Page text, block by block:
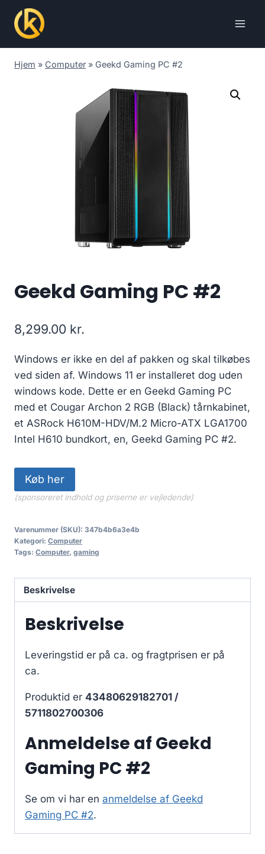
content
Hjem » Computer » Geekd Gaming PC #2
Geekd Gaming PC #2
8,299.00 kr.
Windows er ikke en del af pakken og skal tilkøbes
ved siden af. Windows 11 er installeret dog uden
windows kode. Dette er en Geekd Gaming PC
med et Cougar Archon 2 RGB (Black) tårnkabinet,
et ASRock H610M-HDV/M.2 Micro-ATX LGA1700
Intel H610 bundkort, en, Geekd Gaming PC #2.
Køb her
(sponsoreret indhold og priserne er vejledende)
Varenummer (SKU): 347b4b6a3e4b
Kategori: Computer
Tags: Computer, gaming
Beskrivelse
Beskrivelse
Leveringstid er på ca. og fragtprisen er på
ca.
Produktid er 43480629182701 /
5711802700306
Anmeldelse af Geekd
Gaming PC #2
Se om vi har en anmeldelse af Geekd
Gaming PC #2.